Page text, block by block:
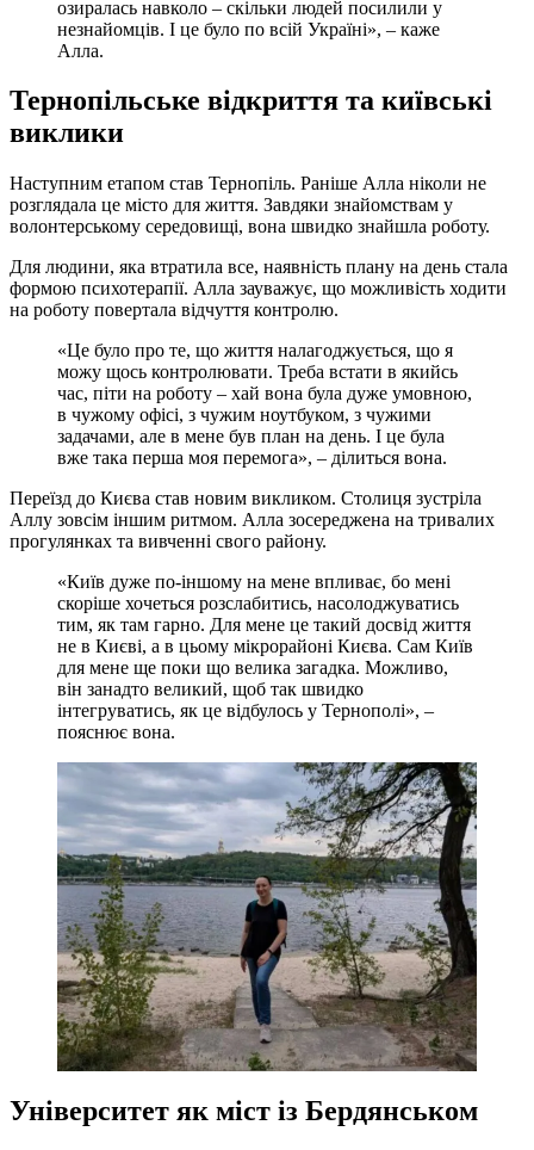
озиралась навколо – скільки людей посилили у
незнайомців. І це було по всій Україні», – каже
Алла.
Тернопільське відкриття та київські
виклики
Наступним етапом став Тернопіль. Раніше Алла ніколи не
розглядала це місто для життя. Завдяки знайомствам у
волонтерському середовищі, вона швидко знайшла роботу.
Для людини, яка втратила все, наявність плану на день стала
формою психотерапії. Алла зауважує, що можливість ходити
на роботу повертала відчуття контролю.
«Це було про те, що життя налагоджується, що я
можу щось контролювати. Треба встати в якийсь
час, піти на роботу – хай вона була дуже умовною,
в чужому офісі, з чужим ноутбуком, з чужими
задачами, але в мене був план на день. І це була
вже така перша моя перемога», – ділиться вона.
Переїзд до Києва став новим викликом. Столиця зустріла
Аллу зовсім іншим ритмом. Алла зосереджена на тривалих
прогулянках та вивченні свого району.
«Київ дуже по-іншому на мене впливає, бо мені
скоріше хочеться розслабитись, насолоджуватись
тим, як там гарно. Для мене це такий досвід життя
не в Києві, а в цьому мікрорайоні Києва. Сам Київ
для мене ще поки що велика загадка. Можливо,
він занадто великий, щоб так швидко
інтегруватись, як це відбулось у Тернополі», –
пояснює вона.
Університет як міст із Бердянськом